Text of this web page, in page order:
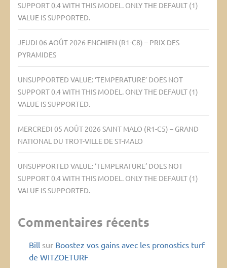
SUPPORT 0.4 WITH THIS MODEL. ONLY THE DEFAULT (1)
VALUE IS SUPPORTED.
JEUDI 06 AOÛT 2026 ENGHIEN (R1-C8) – PRIX DES
PYRAMIDES
UNSUPPORTED VALUE: ‘TEMPERATURE’ DOES NOT
SUPPORT 0.4 WITH THIS MODEL. ONLY THE DEFAULT (1)
VALUE IS SUPPORTED.
MERCREDI 05 AOÛT 2026 SAINT MALO (R1-C5) – GRAND
NATIONAL DU TROT-VILLE DE ST-MALO
UNSUPPORTED VALUE: ‘TEMPERATURE’ DOES NOT
SUPPORT 0.4 WITH THIS MODEL. ONLY THE DEFAULT (1)
VALUE IS SUPPORTED.
Commentaires récents
Bill sur Boostez vos gains avec les pronostics turf
de WITZOETURF